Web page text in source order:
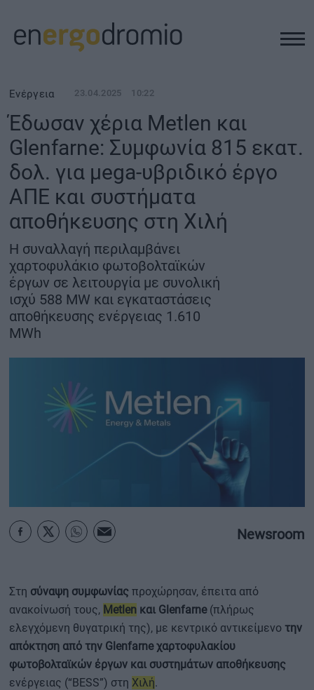
ΥΠΟΔΟΜΕΣ
REAL ESTATE
ΠΕΡΙΒΑΛΛΟΝ
ΕΝΕΡΓΕΙΑ
ΜΕΤΑΦΟΡΕΣ - ΗΛΕΚΤΡΟΚΙΝΗΣΗ
ΨΗΦΙΑΚΟΣ ΚΟΣΜΟΣ
ΟΙΚΟΝΟΜΙΑ - ΕΠΙΧΕΙΡΗΣΕΙΣ
MY PROPERTY
ΚΑΡΑΜΠΟΛΕΣ
ΕΠΙΚΟΙΝΩΝΙΑ
Ενέργεια 23.04.2025 10:22
Έδωσαν χέρια Metlen και
Glenfarne: Συμφωνία 815 εκατ.
δολ. για μega-υβριδικό έργο
ΑΠΕ και συστήματα
αποθήκευσης στη Χιλή
Η συναλλαγή περιλαμβάνει
χαρτοφυλάκιο φωτοβολταϊκών
έργων σε λειτουργία με συνολική
ισχύ 588 MW και εγκαταστάσεις
αποθήκευσης ενέργειας 1.610
MWh
Newsroom
Στη σύναψη συμφωνίας προχώρησαν, έπειτα από
ανακοίνωσή τους, Metlen και Glenfarne(πλήρως
ελεγχόμενη θυγατρική της), με κεντρικό αντικείμενο την
απόκτηση από την Glenfarne χαρτοφυλακίου
φωτοβολταϊκών έργων και συστημάτων αποθήκευσης
ενέργειας (“BESS”) στη Χιλή.